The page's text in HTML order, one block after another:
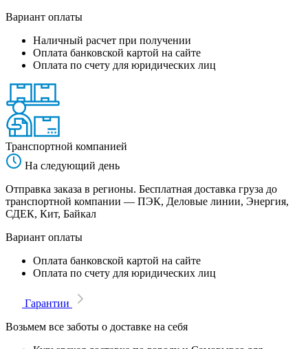
Вариант оплаты
Наличный расчет при получении
Оплата банковской картой на сайте
Оплата по счету для юридических лиц
Транспортной компанией
На следующий день
Отправка заказа в регионы. Бесплатная доставка груза до
транспортной компании — ПЭК, Деловые линии, Энергия,
СДЕК, Кит, Байкал
Вариант оплаты
Оплата банковской картой на сайте
Оплата по счету для юридических лиц
Гарантии
Возьмем все заботы о доставке на себя